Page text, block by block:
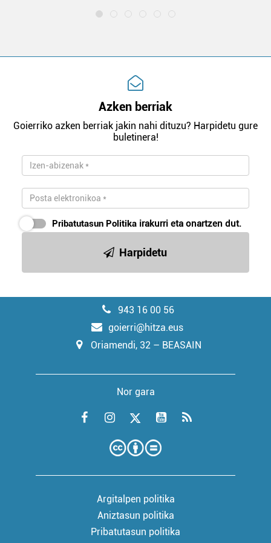
Azken berriak
Goierriko azken berriak jakin nahi dituzu? Harpidetu gure
buletinera!
Pribatutasun Politika irakurri eta onartzen dut.
Harpidetu
943 16 00 56
goierri@hitza.eus
Oriamendi, 32 – BEASAIN
Nor gara
Argitalpen politika
Aniztasun politika
Pribatutasun politika